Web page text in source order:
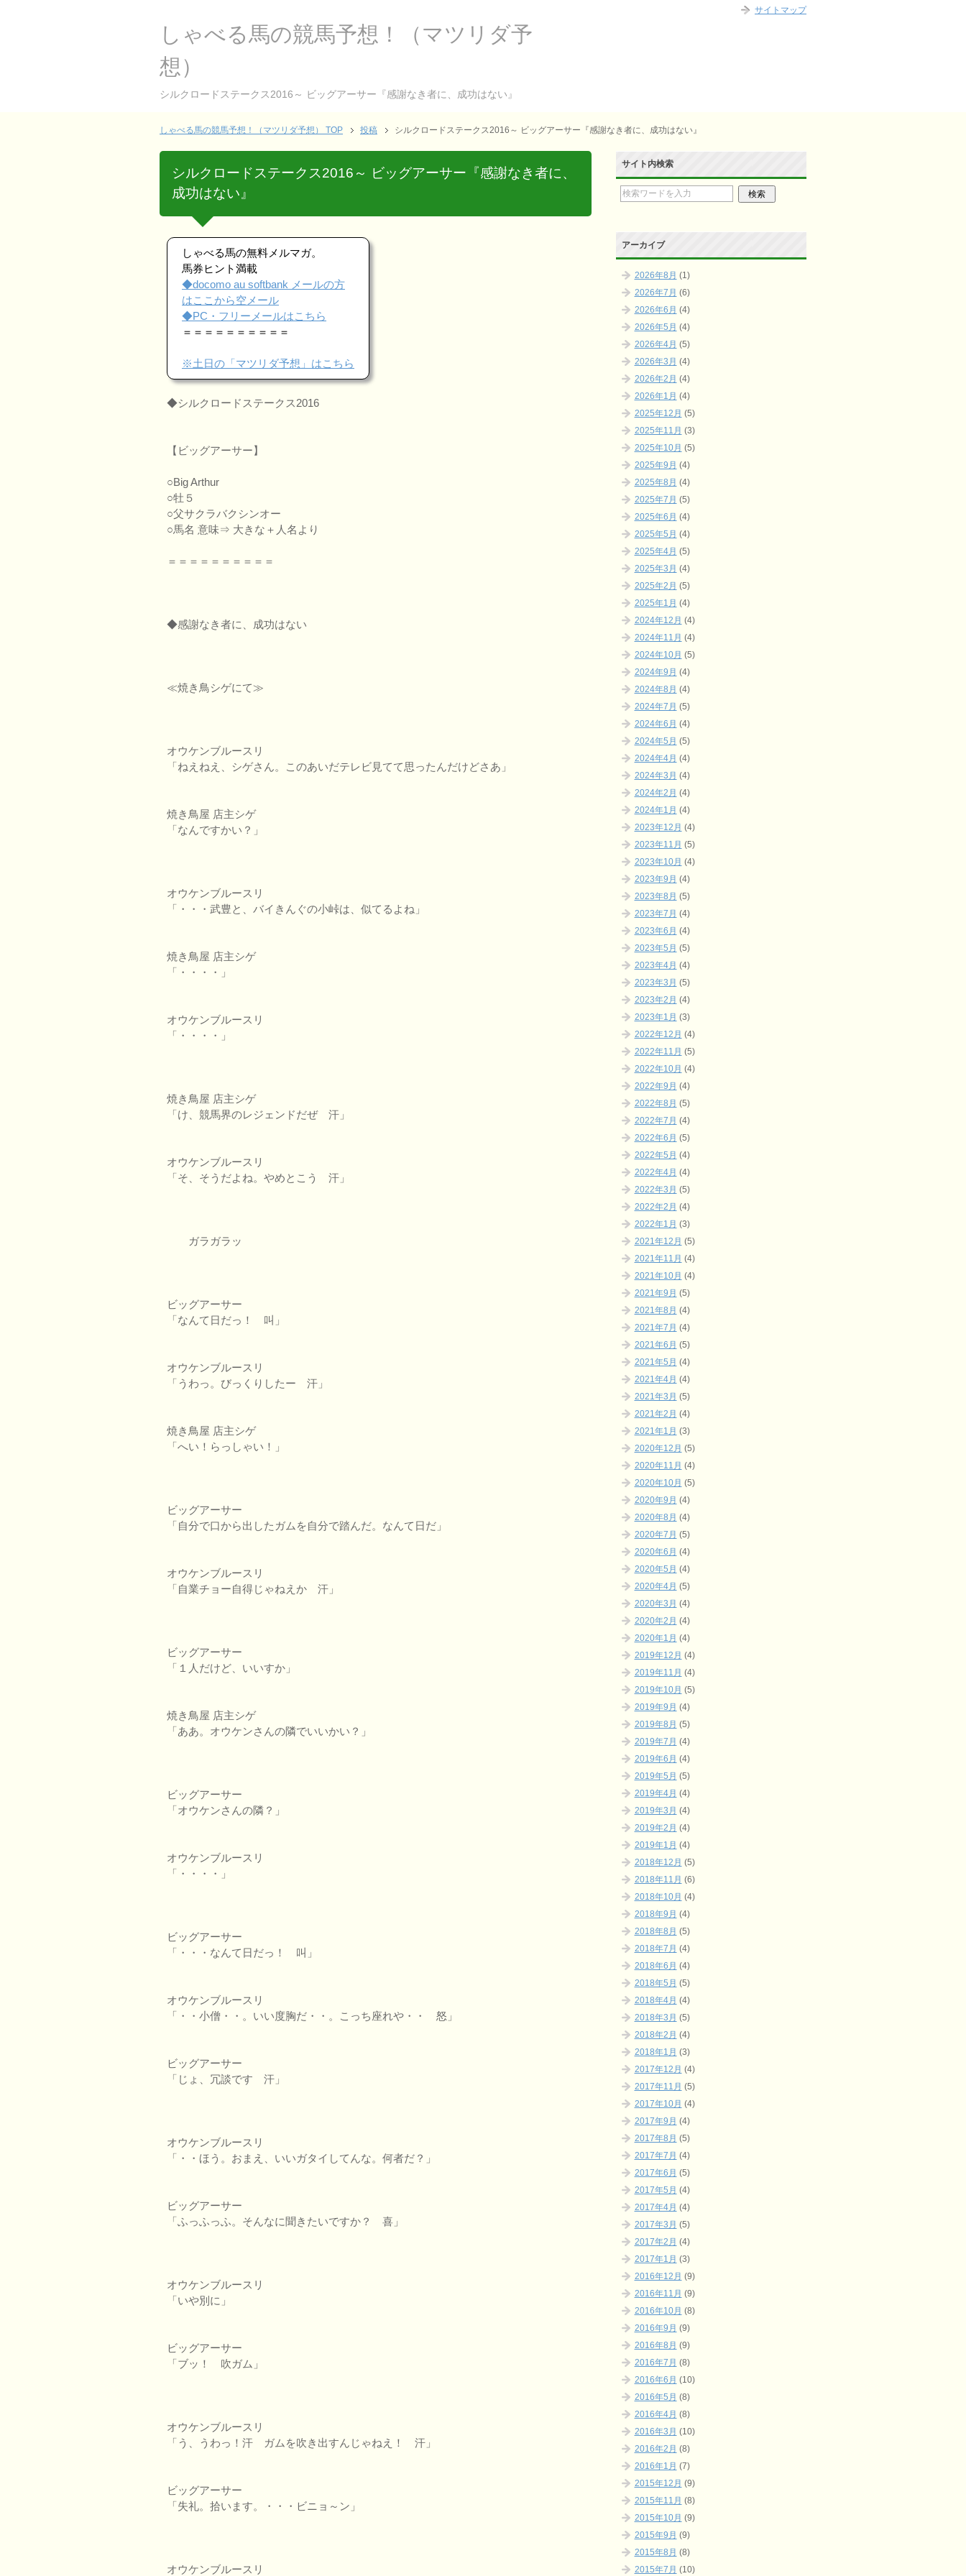
しゃべる馬の競馬予想！（マツリダ予
想）
シルクロードステークス2016～ ビッグアーサー『感謝なき者に、成功はない』
しゃべる馬の競馬予想！（マツリダ予想） TOP 投稿 シルクロードステークス2016～ ビッグアーサー『感謝なき者に、成功はない』
シルクロードステークス2016～ ビッグアーサー『感謝なき者に、
成功はない』
しゃべる馬の無料メルマガ。
馬券ヒント満載
◆docomo au softbank メールの方
はここから空メール
◆PC・フリーメールはこちら
＝＝＝＝＝＝＝＝＝＝
※土日の「マツリダ予想」はこちら
◆シルクロードステークス2016
【ビッグアーサー】
○Big Arthur
○牡５
○父サクラバクシンオー
○馬名 意味⇒ 大きな＋人名より
＝＝＝＝＝＝＝＝＝＝
◆感謝なき者に、成功はない
≪焼き鳥シゲにて≫
オウケンブルースリ
「ねえねえ、シゲさん。このあいだテレビ見てて思ったんだけどさあ」
焼き鳥屋 店主シゲ
「なんですかい？」
オウケンブルースリ
「・・・武豊と、バイきんぐの小峠は、似てるよね」
焼き鳥屋 店主シゲ
「・・・・」
オウケンブルースリ
「・・・・」
焼き鳥屋 店主シゲ
「け、競馬界のレジェンドだぜ 汗」
オウケンブルースリ
「そ、そうだよね。やめとこう 汗」
ガラガラッ
ビッグアーサー
「なんて日だっ！ 叫」
オウケンブルースリ
「うわっ。びっくりしたー 汗」
焼き鳥屋 店主シゲ
「へい！らっしゃい！」
ビッグアーサー
「自分で口から出したガムを自分で踏んだ。なんて日だ」
オウケンブルースリ
「自業チョー自得じゃねえか 汗」
ビッグアーサー
「１人だけど、いいすか」
焼き鳥屋 店主シゲ
「ああ。オウケンさんの隣でいいかい？」
ビッグアーサー
「オウケンさんの隣？」
オウケンブルースリ
「・・・・」
ビッグアーサー
「・・・なんて日だっ！ 叫」
オウケンブルースリ
「・・小僧・・。いい度胸だ・・。こっち座れや・・ 怒」
ビッグアーサー
「じょ、冗談です 汗」
オウケンブルースリ
「・・ほう。おまえ、いいガタイしてんな。何者だ？」
ビッグアーサー
「ふっふっふ。そんなに聞きたいですか？ 喜」
オウケンブルースリ
「いや別に」
ビッグアーサー
「ブッ！ 吹ガム」
オウケンブルースリ
「う、うわっ！汗 ガムを吹き出すんじゃねえ！ 汗」
ビッグアーサー
「失礼。拾います。・・・ビニョ～ン」
オウケンブルースリ
サイト内検索
アーカイブ
2026年8月 (1)
2026年7月 (6)
2026年6月 (4)
2026年5月 (4)
2026年4月 (5)
2026年3月 (4)
2026年2月 (4)
2026年1月 (4)
2025年12月 (5)
2025年11月 (3)
2025年10月 (5)
2025年9月 (4)
2025年8月 (4)
2025年7月 (5)
2025年6月 (4)
2025年5月 (4)
2025年4月 (5)
2025年3月 (4)
2025年2月 (5)
2025年1月 (4)
2024年12月 (4)
2024年11月 (4)
2024年10月 (5)
2024年9月 (4)
2024年8月 (4)
2024年7月 (5)
2024年6月 (4)
2024年5月 (5)
2024年4月 (4)
2024年3月 (4)
2024年2月 (4)
2024年1月 (4)
2023年12月 (4)
2023年11月 (5)
2023年10月 (4)
2023年9月 (4)
2023年8月 (5)
2023年7月 (4)
2023年6月 (4)
2023年5月 (5)
2023年4月 (4)
2023年3月 (5)
2023年2月 (4)
2023年1月 (3)
2022年12月 (4)
2022年11月 (5)
2022年10月 (4)
2022年9月 (4)
2022年8月 (5)
2022年7月 (4)
2022年6月 (5)
2022年5月 (4)
2022年4月 (4)
2022年3月 (5)
2022年2月 (4)
2022年1月 (3)
2021年12月 (5)
2021年11月 (4)
2021年10月 (4)
2021年9月 (5)
2021年8月 (4)
2021年7月 (4)
2021年6月 (5)
2021年5月 (4)
2021年4月 (4)
2021年3月 (5)
2021年2月 (4)
2021年1月 (3)
2020年12月 (5)
2020年11月 (4)
2020年10月 (5)
2020年9月 (4)
2020年8月 (4)
2020年7月 (5)
2020年6月 (4)
2020年5月 (4)
2020年4月 (5)
2020年3月 (4)
2020年2月 (4)
2020年1月 (4)
2019年12月 (4)
2019年11月 (4)
2019年10月 (5)
2019年9月 (4)
2019年8月 (5)
2019年7月 (4)
2019年6月 (4)
2019年5月 (5)
2019年4月 (4)
2019年3月 (4)
2019年2月 (4)
2019年1月 (4)
2018年12月 (5)
2018年11月 (6)
2018年10月 (4)
2018年9月 (4)
2018年8月 (5)
2018年7月 (4)
2018年6月 (4)
2018年5月 (5)
2018年4月 (4)
2018年3月 (5)
2018年2月 (4)
2018年1月 (3)
2017年12月 (4)
2017年11月 (5)
2017年10月 (4)
2017年9月 (4)
2017年8月 (5)
2017年7月 (4)
2017年6月 (5)
2017年5月 (4)
2017年4月 (4)
2017年3月 (5)
2017年2月 (4)
2017年1月 (3)
2016年12月 (9)
2016年11月 (9)
2016年10月 (8)
2016年9月 (9)
2016年8月 (9)
2016年7月 (8)
2016年6月 (10)
2016年5月 (8)
2016年4月 (8)
2016年3月 (10)
2016年2月 (8)
2016年1月 (7)
2015年12月 (9)
2015年11月 (8)
2015年10月 (9)
2015年9月 (9)
2015年8月 (8)
2015年7月 (10)
サイトマップ